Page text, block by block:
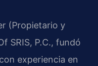
(Propietario y
SRIS, P.C., fundó
experiencia en